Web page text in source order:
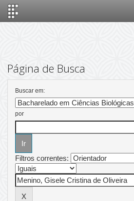
Página de Busca
Buscar em:
por
Filtros correntes: